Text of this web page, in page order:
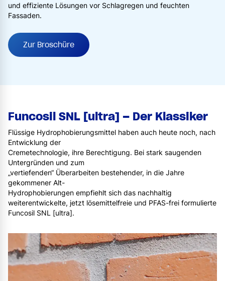
und effiziente Lösungen vor Schlagregen und feuchten
Fassaden.
Zur Broschüre
Funcosil SNL [ultra] – Der Klassiker
Flüssige Hydrophobierungsmittel haben auch heute noch, nach
Entwicklung der
Cremetechnologie, ihre Berechtigung. Bei stark saugenden
Untergründen und zum
„vertiefenden“ Überarbeiten bestehender, in die Jahre
gekommener Alt-
Hydrophobierungen empfiehlt sich das nachhaltig
weiterentwickelte, jetzt lösemittelfreie und PFAS-frei formulierte
Funcosil SNL [ultra].